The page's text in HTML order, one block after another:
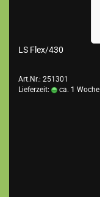
LS Flex/430
Art.Nr.: 251301
Lieferzeit:
ca. 1 Woche